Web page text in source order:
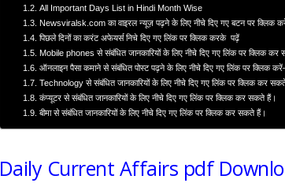
All Important Days List in Hindi Month Wise
Newsviralsk.com का वाइरल न्यूज़ पढ़ने के लिए नीचे दिए गए बटन पर क्लिक
पिछले दिनों का करंट अफेयर्स निचे दिए गए लिंक पर क्लिक करके पढ़ें
Mobile phones से संबंधित जानकारियों के लिए नीचे दिए गए लिंक पर क्लिक कर
ऑनलाइन पैसा कमाने से संबंधित पोस्ट पढ़ने के लिए नीचे दिए गए लिंक पर क्लिक
Technology से संबंधित जानकारियों के लिए नीचे दिए गए लिंक पर क्लिक कर
कंप्यूटर से संबंधित जानकारियों के लिए नीचे दिए गए लिंक पर क्लिक कर सकते हैं।
बीमा से संबंधित जानकारियों के लिए नीचे दिए गए लिंक पर क्लिक कर सकते हैं।
Daily Current Affairs pdf